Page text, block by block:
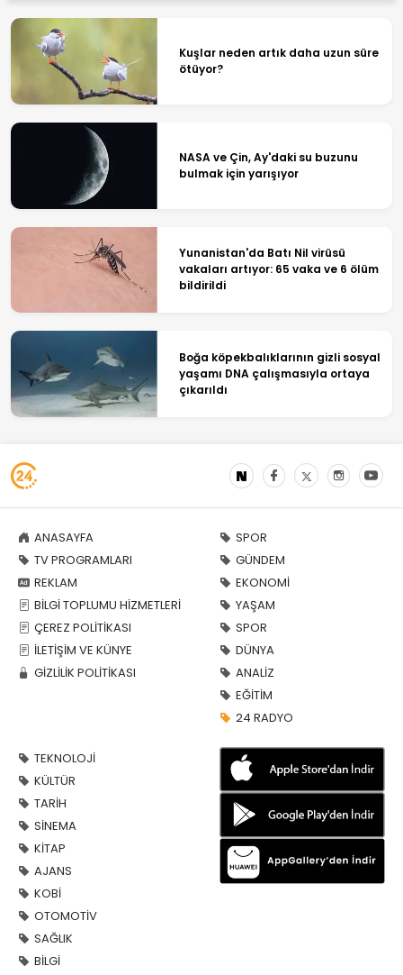
Kuşlar neden artık daha uzun süre
ötüyor?
NASA ve Çin, Ay'daki su buzunu
bulmak için yarışıyor
Yunanistan'da Batı Nil virüsü
vakaları artıyor: 65 vaka ve 6 ölüm
bildirildi
Boğa köpekbalıklarının gizli sosyal
yaşamı DNA çalışmasıyla ortaya
çıkarıldı
ANASAYFA
TV PROGRAMLARI
REKLAM
BİLGİ TOPLUMU HİZMETLERİ
ÇEREZ POLİTİKASI
İLETİŞİM VE KÜNYE
GİZLİLİK POLİTİKASI
SPOR
GÜNDEM
EKONOMİ
YAŞAM
SPOR
DÜNYA
ANALİZ
EĞİTİM
24 RADYO
TEKNOLOJİ
KÜLTÜR
TARİH
SİNEMA
KİTAP
AJANS
KOBİ
OTOMOTİV
SAĞLIK
BİLGİ